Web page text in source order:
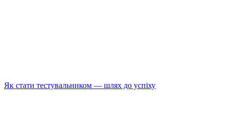
Як стати тестувальником — шлях до успіху